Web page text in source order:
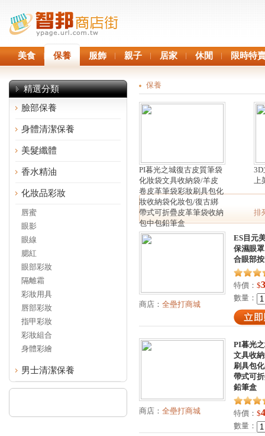
美食 保養 服飾 親子 居家 休閒 限時特
精選分類
臉部保養
身體清潔保養
美髮纖體
香水精油
化妝品彩妝
唇蜜
眼影
眼線
腮紅
眼部彩妝
隔離霜
彩妝用具
唇部彩妝
指甲彩妝
彩妝組合
身體彩繪
男士清潔保養
保養
PI暮光之城復古皮質筆袋
化妝袋文具收納袋/羊皮
卷皮革筆袋彩妝刷具包化
妝收納袋化妝包/復古綁
帶式可折疊皮革筆袋收納
包中包鉛筆盒
3D
上
排
商店： 全壘打商城
ES目元
保濕眼
合眼部
特價： $
數量：
商店： 全壘打商城
PI暮光
文具收
刷具包
帶式可
鉛筆盒
特價： $
數量：